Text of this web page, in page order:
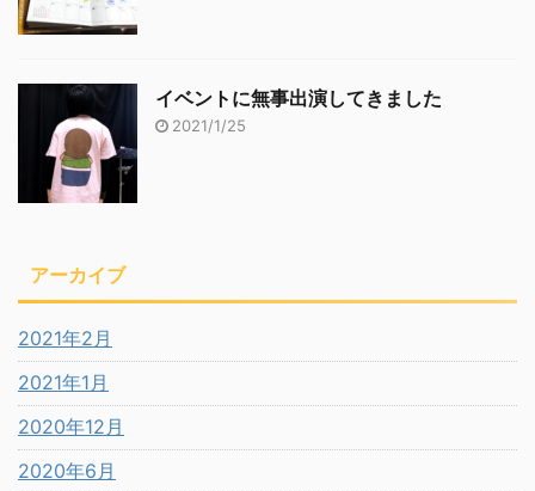
イベントに無事出演してきました
2021/1/25
アーカイブ
2021年2月
2021年1月
2020年12月
2020年6月